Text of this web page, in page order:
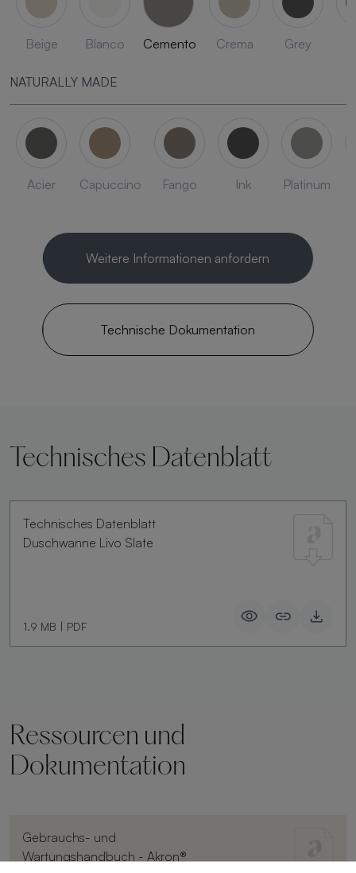
Beige Blanco Cemento Crema Grey
NATURALLY MADE
Acier Capuccino Fango Ink Platinum
Weitere Informationen anfordern
Technische Dokumentation
Technisches Datenblatt
Technisches Datenblatt
Duschwanne Livo Slate
1.9 MB | PDF
Ressourcen und
Dokumentation
Gebrauchs- und
Wartungshandbuch - Akron®